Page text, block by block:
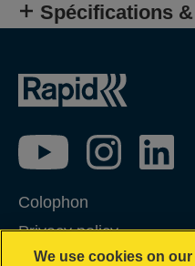
Spécifications
Colophon
Privacy policy
Politique concernant les
We use cookies on